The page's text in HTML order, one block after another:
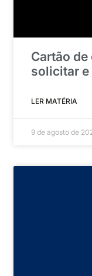
Cartão
solicitar e
LER MATÉRIA
9 de agosto de